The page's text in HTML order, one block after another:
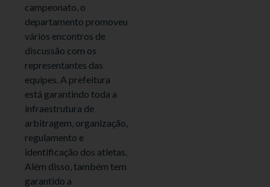
campeonato, o
departamento promoveu
vários encontros de
discussão com os
representantes das
equipes. A prefeitura
está garantindo toda a
infraestrutura de
arbitragem, organização,
regulamento e
identificação dos atletas.
Além disso, também tem
garantido a